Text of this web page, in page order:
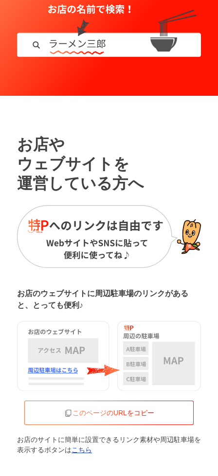
お店や
ウェブサイトを
運営している方へ
お店のウェブサイトに周辺駐車場のリンクがある
と、とっても便利♪
このページのURLをコピー
お店のサイトに簡単に設置できるリンク素材や周辺駐車場を
表示するボタンはこちら